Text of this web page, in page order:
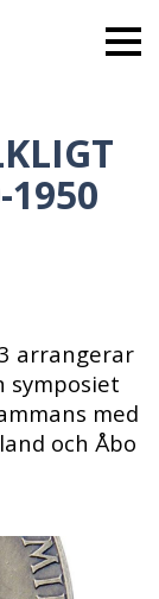
1950
arrangerar
symposiet
med
och Åbo